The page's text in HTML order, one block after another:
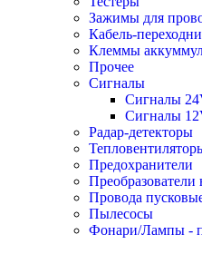
Зажимы для
Кабель-
Клеммы
Прочее
Сигналы
Сигналы
Сигналы
Радар-детекторы
Предохранители
Провода
Пылесосы
Фонари/Лампы -